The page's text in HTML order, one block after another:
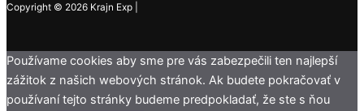
Copyright © 2026 Krajn Exp |
Používame cookies aby sme pre vás zabezpečili ten najlepší
zážitok z našich webových stránok. Ak budete pokračovať v
používaní tejto stránky budeme predpokladať, že ste s ňou